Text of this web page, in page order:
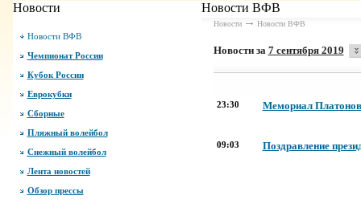
Новости
Новости ВФВ
Чемпионат России
Кубок России
Еврокубки
Сборные
Пляжный волейбол
Снежный волейбол
Лента новостей
Обзор прессы
Новости ВФВ
Новости Новости ВФВ
Новости за 7 сентября 2019
23:30 Мемориал
09:03 Поздравление